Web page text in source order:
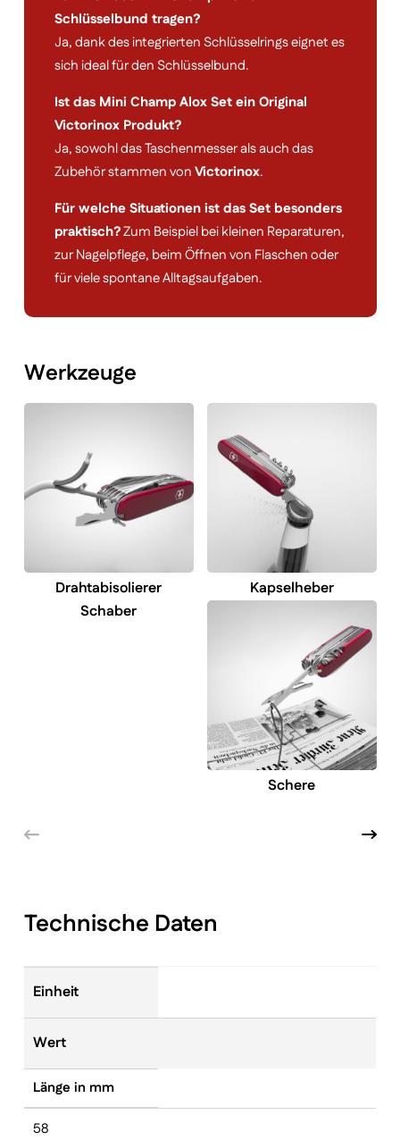
Schlüsselbund tragen?
Ja, dank des integrierten Schlüsselrings eignet es
sich ideal für den Schlüsselbund.
Ist das Mini Champ Alox Set ein Original
Victorinox Produkt?
Ja, sowohl das Taschenmesser als auch das
Zubehör stammen vonVictorinox.
Für welche Situationen ist das Set besonders
praktisch?Zum Beispiel bei kleinen Reparaturen,
zur Nagelpflege, beim Öffnen von Flaschen oder
für viele spontane Alltagsaufgaben.
Werkzeuge
Drahtabisolierer
Schaber
Kapselheber
Schere
Technische Daten
Einheit
Wert
Länge in mm
58